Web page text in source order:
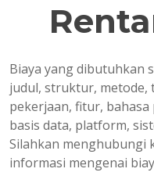
Biaya yang dibutuhkan
judul, struktur, metode,
pekerjaan, fitur,
basis data, platform,
Silahkan menghubungi
informasi mengenai